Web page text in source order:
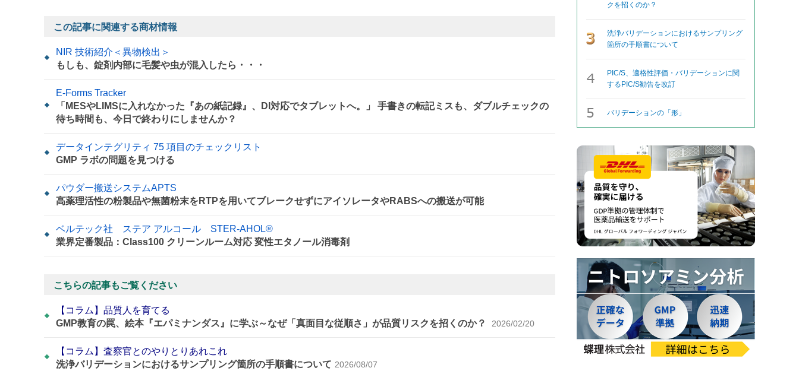
この記事に関連する商材情報
NIR 技術紹介＜異物検出＞
もしも、錠剤内部に毛髪や虫が混入したら・・・
E-Forms Tracker
「MESやLIMSに入れなかった『あの紙記録』、DI対応でタブレットへ。」 手書きの転記ミスも、ダブルチェックの
待ち時間も、今日で終わりにしませんか？
データインテグリティ 75 項目のチェックリスト
GMP ラボの問題を見つける
パウダー搬送システムAPTS
高薬理活性の粉製品や無菌粉末をRTPを用いてブレークせずにアイソレータやRABSへの搬送が可能
ベルテック社 ステア アルコール STER-AHOL®
業界定番製品：Class100 クリーンルーム対応 変性エタノール消毒剤
こちらの記事もご覧ください
【コラム】品質人を育てる
GMP教育の罠、絵本『エパミナンダス』に学ぶ～なぜ「真面目な従順さ」が品質リスクを招くのか？
2026/02/20
【コラム】査察官とのやりとりあれこれ
洗浄バリデーションにおけるサンプリング箇所の手順書について 2026/08/07
クを招くのか？
洗浄バリデーションにおけるサンプリング
箇所の手順書について
PIC/S、適格性評価・バリデーションに関
するPIC/S勧告を改訂
バリデーションの「形」